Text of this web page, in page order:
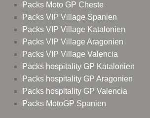
Packs Moto GP Cheste
Packs VIP Village Spanien
Packs VIP Village Katalonien
Packs VIP Village Aragonien
Packs VIP Village Valencia
Packs hospitality GP Katalonien
Packs hospitality GP Aragonien
Packs hospitality GP Valencia
Packs MotoGP Spanien